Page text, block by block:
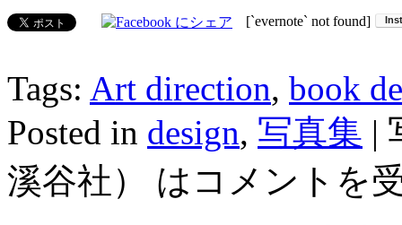
[`evernote` not found]
Tags: Art direction, book
Posted in design, 写真集 |
溪谷社） は コメントを